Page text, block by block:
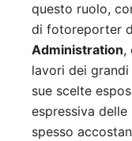
questo ruolo,
di fotoreporter
Administration,
lavori dei
sue scelte
espressiva
spesso